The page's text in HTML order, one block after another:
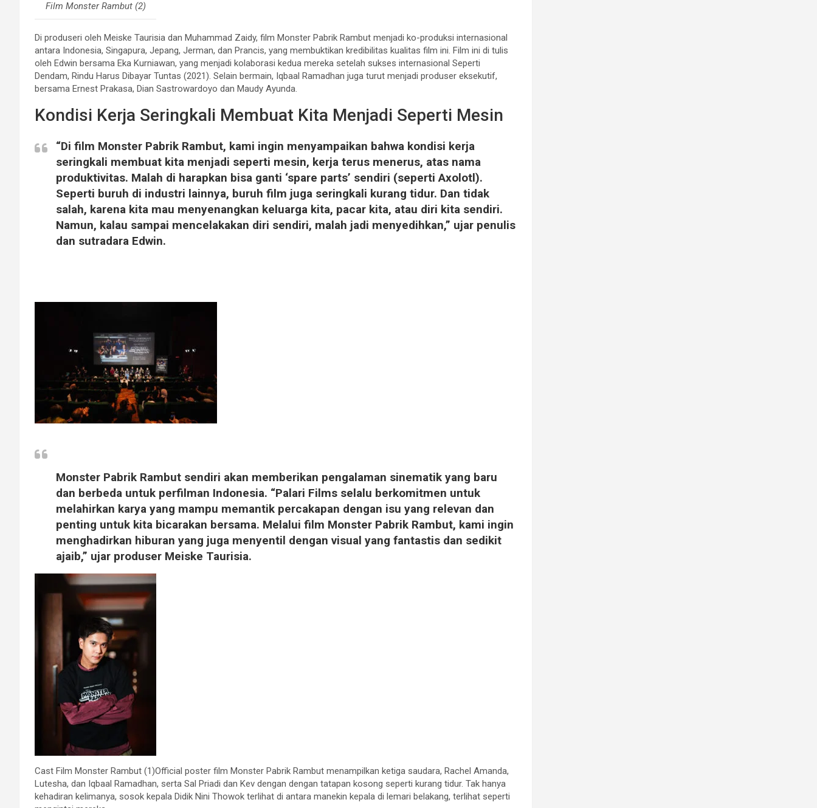
Film Monster Rambut (2)
Di produseri oleh Meiske Taurisia dan Muhammad Zaidy, film Monster Pabrik Rambut menjadi ko-produksi internasional
antara Indonesia, Singapura, Jepang, Jerman, dan Prancis, yang membuktikan kredibilitas kualitas film ini. Film ini di tulis
oleh Edwin bersama Eka Kurniawan, yang menjadi kolaborasi kedua mereka setelah sukses internasional Seperti
Dendam, Rindu Harus Dibayar Tuntas (2021). Selain bermain, Iqbaal Ramadhan juga turut menjadi produser eksekutif,
bersama Ernest Prakasa, Dian Sastrowardoyo dan Maudy Ayunda.
Kondisi Kerja Seringkali Membuat Kita Menjadi Seperti Mesin
“Di film Monster Pabrik Rambut, kami ingin menyampaikan bahwa kondisi kerja
seringkali membuat kita menjadi seperti mesin, kerja terus menerus, atas nama
produktivitas. Malah di harapkan bisa ganti ‘spare parts’ sendiri (seperti Axolotl).
Seperti buruh di industri lainnya, buruh film juga seringkali kurang tidur. Dan tidak
salah, karena kita mau menyenangkan keluarga kita, pacar kita, atau diri kita sendiri.
Namun, kalau sampai mencelakakan diri sendiri, malah jadi menyedihkan,” ujar penulis
dan sutradara Edwin.
Monster Pabrik Rambut sendiri akan memberikan pengalaman sinematik yang baru
dan berbeda untuk perfilman Indonesia. “Palari Films selalu berkomitmen untuk
melahirkan karya yang mampu memantik percakapan dengan isu yang relevan dan
penting untuk kita bicarakan bersama. Melalui film Monster Pabrik Rambut, kami ingin
menghadirkan hiburan yang juga menyentil dengan visual yang fantastis dan sedikit
ajaib,” ujar produser Meiske Taurisia.
Cast Film Monster Rambut (1)Official poster film Monster Pabrik Rambut menampilkan ketiga saudara, Rachel Amanda,
Lutesha, dan Iqbaal Ramadhan, serta Sal Priadi dan Kev dengan dengan tatapan kosong seperti kurang tidur. Tak hanya
kehadiran kelimanya, sosok kepala Didik Nini Thowok terlihat di antara manekin kepala di lemari belakang, terlihat seperti